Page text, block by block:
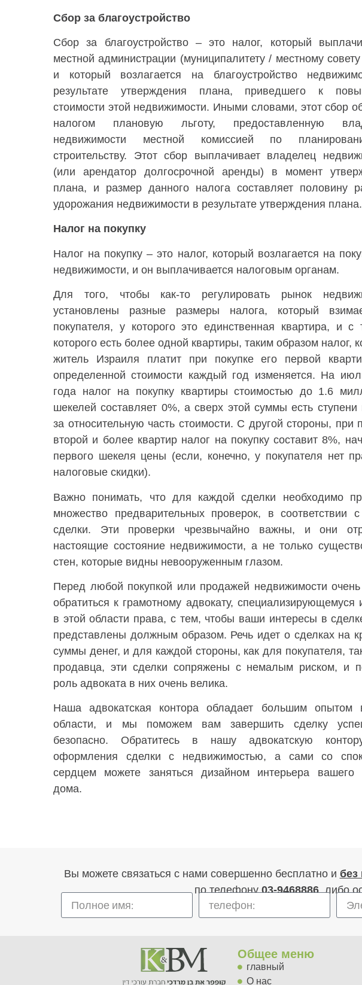
Сбор за благоустройство
Сбор за благоустройство – это налог, который
местной администрации (муниципалитету / местному
и который возлагается на благоустройство
результате утверждения плана, приведшего к
стоимости этой недвижимости. Иными словами, этот сбор
налогом плановую льготу, предоставленную
недвижимости местной комиссией по
строительству. Этот сбор выплачивает владелец
(или арендатор долгосрочной аренды) в момент
плана, и размер данного налога составляет половину
удорожания недвижимости в результате утверждения плана.
Налог на покупку
Налог на покупку – это налог, который возлагается на
недвижимости, и он выплачивается налоговым органам.
Для того, чтобы как-то регулировать рынок
установлены разные размеры налога, который
покупателя, у которого это единственная квартира, и с
которого есть более одной квартиры, таким образом налог,
житель Израиля платит при покупке его первой
определенной стоимости каждый год изменяется. На
года налог на покупку квартиры стоимостью до 1.6
шекелей составляет 0%, а сверх этой суммы есть ступени
за относительную часть стоимости. С другой стороны, при
второй и более квартир налог на покупку составит 8%,
первого шекеля цены (если, конечно, у покупателя нет
налоговые скидки).
Важно понимать, что для каждой сделки необходимо
множество предварительных проверок, в соответствии
сделки. Эти проверки чрезвычайно важны, и они
настоящие состояние недвижимости, а не только
стен, которые видны невооруженным глазом.
Перед любой покупкой или продажей недвижимости
обратиться к грамотному адвокату, специализирующемуся
в этой области права, с тем, чтобы ваши интересы в
представлены должным образом. Речь идет о сделках на
суммы денег, и для каждой стороны, как для покупателя,
продавца, эти сделки сопряжены с немалым риском, и
роль адвоката в них очень велика.
Наша адвокатская контора обладает большим опытом
области, и мы поможем вам завершить сделку
безопасно. Обратитесь в нашу адвокатскую
оформления сделки с недвижимостью, а сами со
сердцем можете заняться дизайном интерьера вашего
дома.
Вы можете связаться с нами совершенно бесплатно и без
по телефону03-9468886, либо
Общее меню
главный
О нас​